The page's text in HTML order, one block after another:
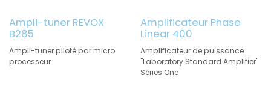
Ampli-tuner REVOX
B285
Ampli-tuner piloté par micro
processeur
Amplificateur Phase
Linear 400
Amplificateur de puissance
"Laboratory Standard Amplifier"
Séries One